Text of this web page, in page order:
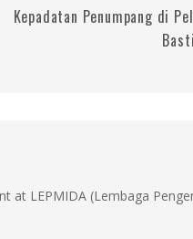
Kepadatan Penumpang di
at LEPMIDA (Lembaga